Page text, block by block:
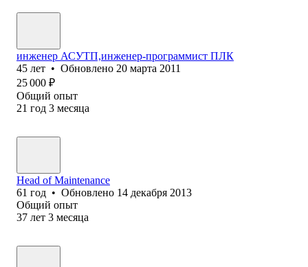
инженер АСУТП,инженер-программист ПЛК
45 лет • Обновлено 20 марта 2011
25 000 ₽
Общий опыт
21 год 3 месяца
Head of Maintenance
61 год • Обновлено 14 декабря 2013
Общий опыт
37 лет 3 месяца